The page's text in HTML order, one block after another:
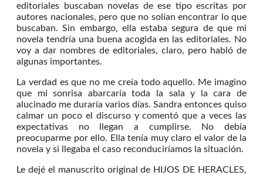
editoriales buscaban novelas de ese tipo escritas por
autores nacionales, pero que no solían encontrar lo que
buscaban. Sin embargo, ella estaba segura de que mi
novela tendría una buena acogida en las editoriales. No
voy a dar nombres de editoriales, claro, pero habló de
algunas importantes.
La verdad es que no me creía todo aquello. Me imagino
que mi sonrisa abarcaría toda la sala y la cara de
alucinado me duraría varios días. Sandra entonces quiso
calmar un poco el discurso y comentó que a veces las
expectativas no llegan a cumplirse. No debía
preocuparme por ello. Ella tenía muy claro el valor de la
novela y si llegaba el caso reconduciríamos la situación.
Le dejé el manuscrito original de HIJOS DE HERACLES,